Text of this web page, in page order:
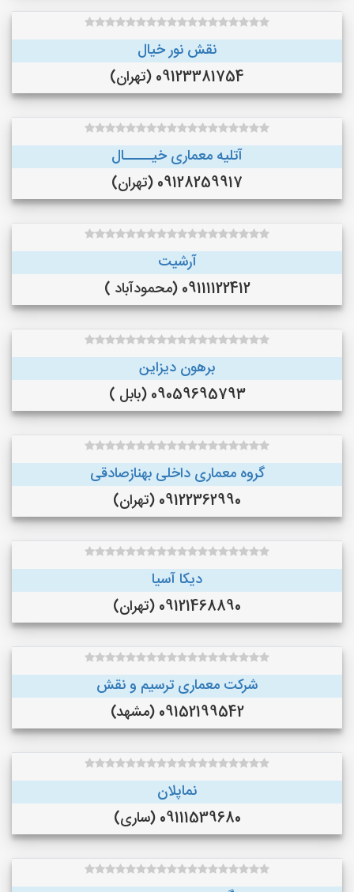
نقش نور خیال
09123381754 (تهران)
آتلیه معماری خیـــــال
09128259917 (تهران)
آرشیت
09111122412 (محمودآباد )
برهون دیزاین
09059695793 (بابل )
گروه معماری داخلی بهنازصادقی
09122362990 (تهران)
دیکا آسیا
09121468890 (تهران)
شرکت معماری ترسیم و نقش
09152199542 (مشهد)
نماپلان
09111539680 (ساری)